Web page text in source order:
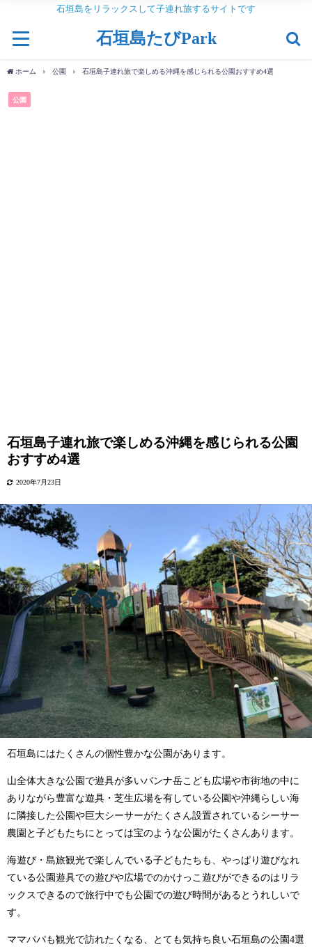
石垣島をリラックスして子連れ旅するサイトです
石垣島たびPark
ホーム 公園 石垣島子連れ旅で楽しめる沖縄を感じられる公園おすすめ4選
公園
石垣島子連れ旅で楽しめる沖縄を感じられる公園
おすすめ4選
2020年7月23日
石垣島にはたくさんの個性豊かな公園があります。
山全体大きな公園で遊具が多いバンナ岳こども広場や市街地の中に
ありながら豊富な遊具・芝生広場を有している公園や沖縄らしい海
に隣接した公園や巨大シーサーがたくさん設置されているシーサー
農園と子どもたちにとっては宝のような公園がたくさんあります。
海遊び・島旅観光で楽しんでいる子どもたちも、やっぱり遊びなれ
ている公園遊具での遊びや広場でのかけっこ遊びができるのはリラ
ックスできるので旅行中でも公園での遊び時間があるとうれしいで
す。
ママパパも観光で訪れたくなる、とても気持ち良い石垣島の公園4選